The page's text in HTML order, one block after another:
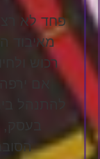
פחד לא
מאיבוד
רכוש
אם
להתנהל